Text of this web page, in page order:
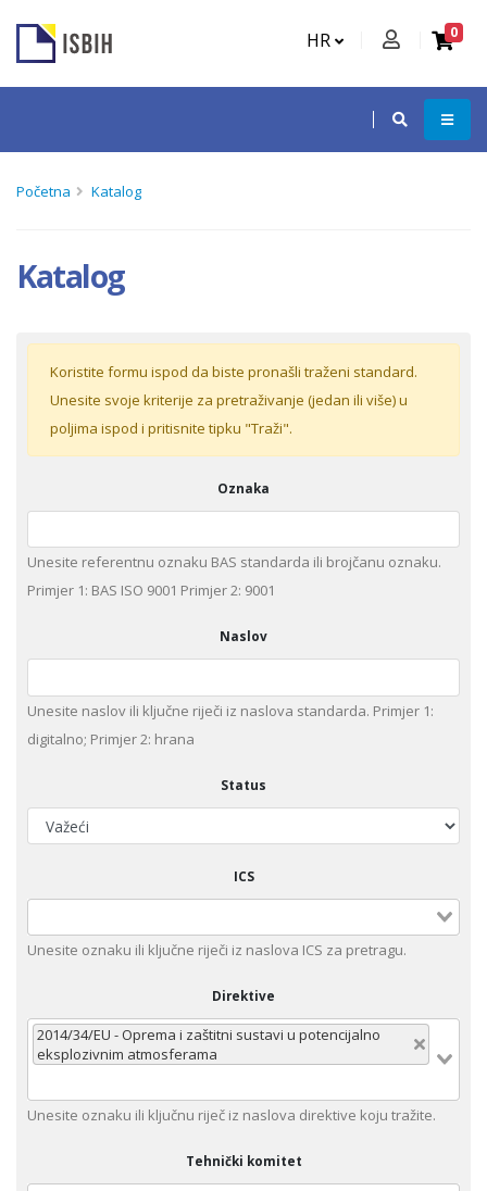
HR 0
Početna Katalog
Katalog
Koristite formu ispod da biste pronašli traženi standard.
Unesite svoje kriterije za pretraživanje (jedan ili više) u
poljima ispod i pritisnite tipku "Traži".
Oznaka
Unesite referentnu oznaku BAS standarda ili brojčanu oznaku.
Primjer 1: BAS ISO 9001 Primjer 2: 9001
Naslov
Unesite naslov ili ključne riječi iz naslova standarda. Primjer 1:
digitalno; Primjer 2: hrana
Status
ICS
Unesite oznaku ili ključne riječi iz naslova ICS za pretragu.
Direktive
2014/34/EU - Oprema i zaštitni sustavi u potencijalno
eksplozivnim atmosferama
Unеsitе oznaku ili klјučnu rijеč iz nаslоvа dirеktivе kојu trаžitе.
Tehnički komitet